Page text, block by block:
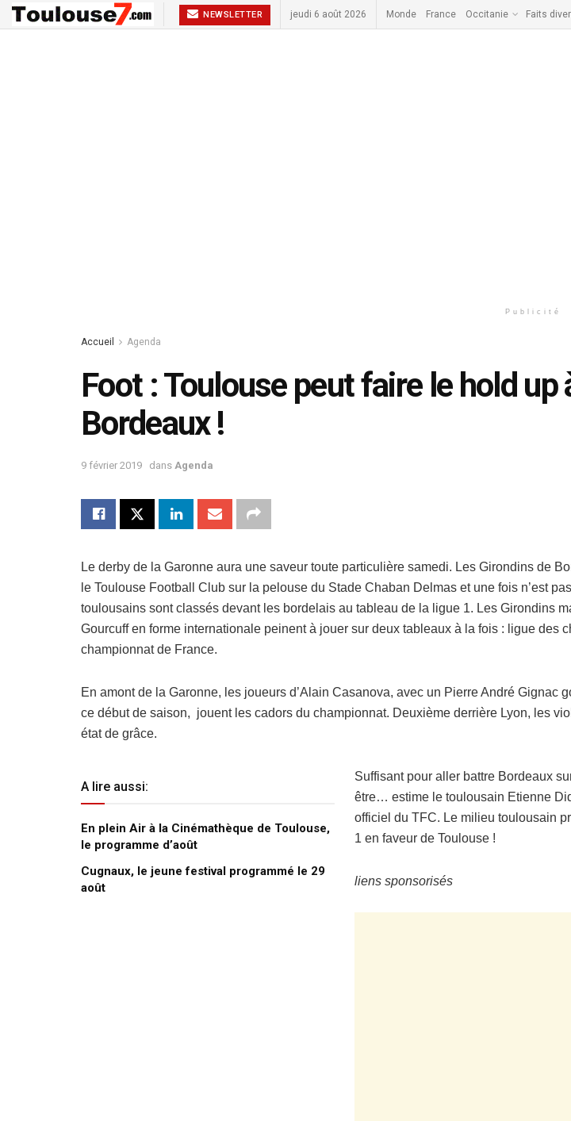
NEWSLETTER jeudi 6 août 2026 Monde France Occitanie Faits
Publicité
Accueil Agenda
Foot : Toulouse peut faire le hold up
Bordeaux !
9 février 2019 dans Agenda
Le derby de la Garonne aura une saveur toute particulière samedi. Les Girondins de
le Toulouse Football Club sur la pelouse du Stade Chaban Delmas et une fois n’est
toulousains sont classés devant les bordelais au tableau de la ligue 1. Les Girondins
Gourcuff en forme internationale peinent à jouer sur deux tableaux à la fois : ligue des
championnat de France.
En amont de la Garonne, les joueurs d’Alain Casanova, avec un Pierre André Gignac
ce début de saison, jouent les cadors du championnat. Deuxième derrière Lyon, les
état de grâce.
A lire aussi:
En plein Air à la Cinémathèque de Toulouse,
le programme d’août
Cugnaux, le jeune festival programmé le 29
août
Suffisant pour aller battre Bordeaux
être… estime le toulousain Etienne
officiel du TFC. Le milieu toulousain
1 en faveur de Toulouse !
liens sponsorisés